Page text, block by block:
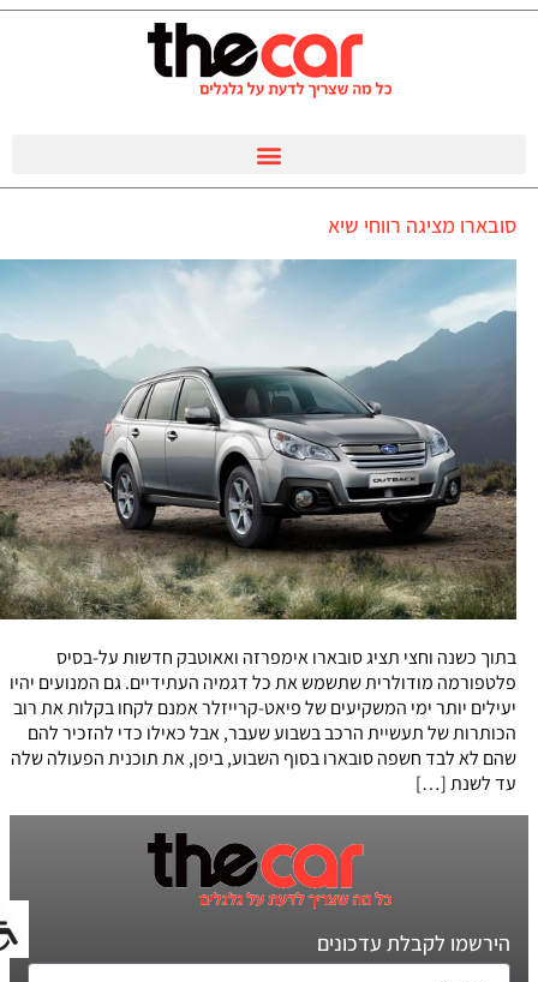
סובארו מציגה רווחי שיא
בתוך כשנה וחצי תציג סובארו אימפרזה ואאוטבק חדשות על-בסיס
פלטפורמה מודולרית שתשמש את כל דגמיה העתידיים. גם המנועים יהיו
יעילים יותר ימי המשקיעים של פיאט-קרייזלר אמנם לקחו בקלות את רוב
הכותרות של תעשיית הרכב בשבוע שעבר, אבל כאילו כדי להזכיר להם
שהם לא לבד חשפה סובארו בסוף השבוע, ביפן, את תוכנית הפעולה שלה
עד לשנת […]
הירשמו לקבלת עדכונים